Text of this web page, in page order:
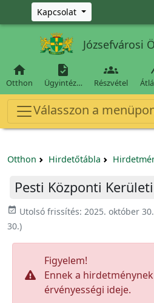
Ugrás a fő tartalomra
Kapcsolat
Józsefvárosi

Otthon

Ügyintéz…

Részvétel
Válasszon a
Otthon Hirdetőtábla
Pesti Központi
event_available Utolsó frissítés: 2025. október 30.
30.)
Figyelem!
Ennek a
érvényességi ideje.